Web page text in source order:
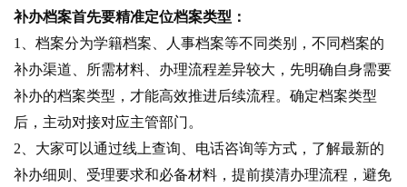
补办档案首先要精准定位档案类型：
1、档案分为学籍档案、人事档案等不同类别，不同档案的
补办渠道、所需材料、办理流程差异较大，先明确自身需要
补办的档案类型，才能高效推进后续流程。确定档案类型
后，主动对接对应主管部门。
2、大家可以通过线上查询、电话咨询等方式，了解最新的
补办细则、受理要求和必备材料，提前摸清办理流程，避免